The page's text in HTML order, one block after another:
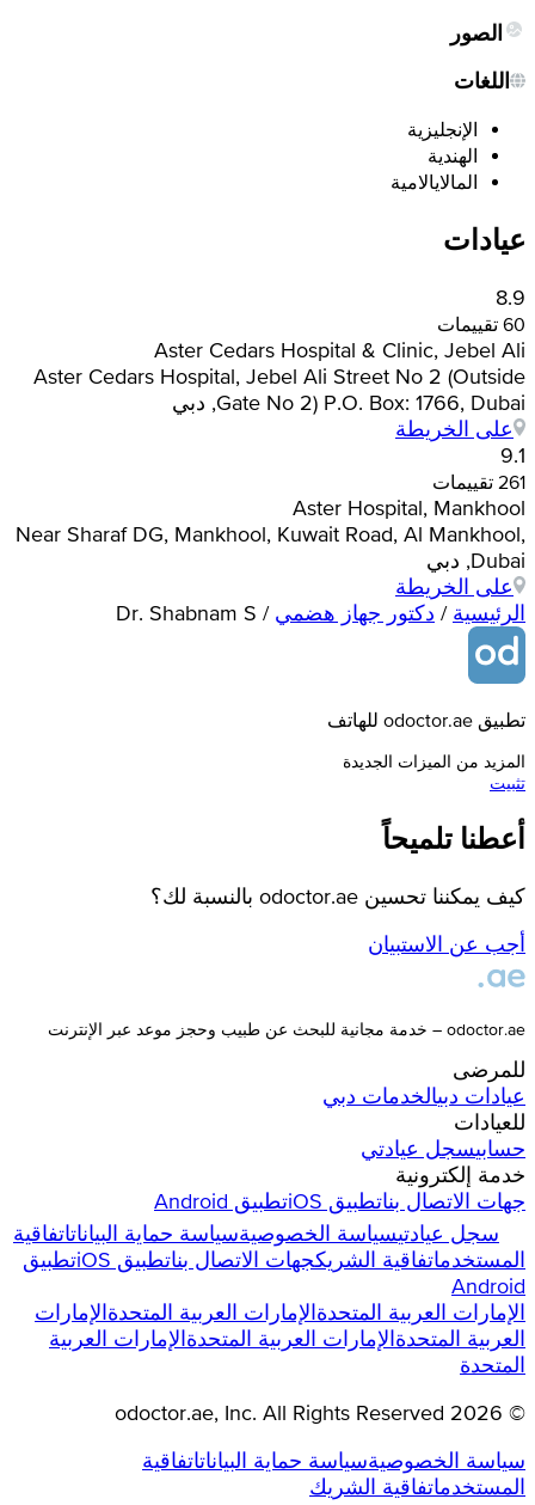
الصور
اللغات
الإنجليزية
الهندية
المالايالامية
عيادات
8.9
60 تقييمات
Aster Cedars Hospital & Clinic, Jebel Ali
Aster Cedars Hospital, Jebel Ali Street No 2 (Outside
Gate No 2) P.O. Box: 1766, Dubai, دبي
على الخريطة
9.1
261 تقييمات
Aster Hospital, Mankhool
Near Sharaf DG, Mankhool, Kuwait Road, Al Mankhool,
Dubai, دبي
على الخريطة
الرئيسية / دكتور جهاز هضمي /
Dr. Shabnam S
تطبيق odoctor.ae للهاتف
المزيد من الميزات الجديدة
تثبيت
أعطنا تلميحاً
كيف يمكننا تحسين odoctor.ae بالنسبة لك؟
أجب عن الاستبيان
odoctor.ae – خدمة مجانية للبحث عن طبيب وحجز موعد عبر الإنترنت
للمرضى
عيادات دبيالخدمات دبي
للعيادات
حسابيسجل عيادتي
خدمة إلكترونية
جهات الاتصال بناتطبيق iOS
تطبيق Android
سجل عيادتيسياسة الخصوصيةسياسة حماية البياناتاتفاقية
المستخدماتفاقية الشريكجهات الاتصال بناتطبيق iOS
تطبيق
Android
الإمارات العربية المتحدةالإمارات العربية المتحدةالإمارات
العربية المتحدةالإمارات العربية المتحدةالإمارات العربية
المتحدة
©
2026
odoctor.ae, Inc. All Rights Reserved
سياسة الخصوصيةسياسة حماية البياناتاتفاقية
المستخدماتفاقية الشريك